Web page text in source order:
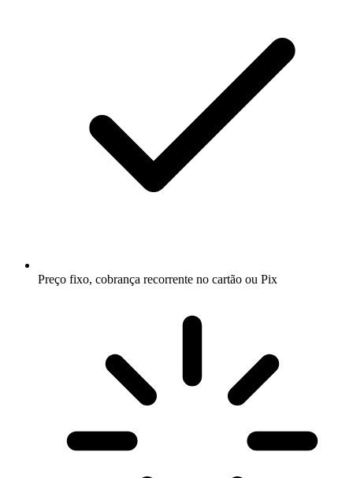
Preço fixo, cobrança recorrente no cartão ou Pix